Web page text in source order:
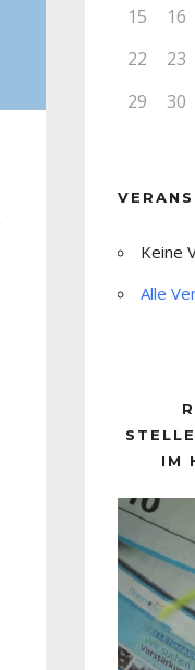
15
16
22
23
29
30
Keine
Alle
IM